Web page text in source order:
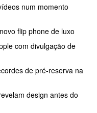
num momento
flip phone de luxo
com divulgação de
de pré-reserva na
design antes do